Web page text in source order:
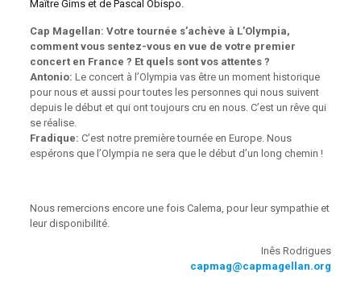
Maître Gims et de Pascal Obispo.
Cap Magellan: Votre tournée s’achève à L’Olympia,
comment vous sentez-vous en vue de votre premier
concert en France ? Et quels sont vos attentes ?
Antonio: Le concert à l’Olympia vas être un moment historique
pour nous et aussi pour toutes les personnes qui nous suivent
depuis le début et qui ont toujours cru en nous. C’est un rêve qui
se réalise.
Fradique: C’est notre première tournée en Europe. Nous
espérons que l’Olympia ne sera que le début d’un long chemin !
Nous remercions encore une fois Calema, pour leur sympathie et
leur disponibilité.
Inês Rodrigues
capmag@capmagellan.org